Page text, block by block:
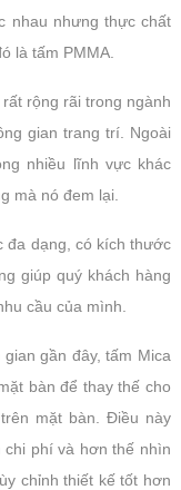
nhau nhưng thực chất
là tấm PMMA.
rộng rãi trong ngành
gian trang trí. Ngoài
nhiều lĩnh vực khác
mà nó đem lại.
đa dạng, có kích thước
giúp quý khách hàng
cầu của mình.
gần đây, tấm Mica
bàn để thay thế cho
mặt bàn. Điều này
phí và hơn thế nhìn
chỉnh thiết kế tốt hơn